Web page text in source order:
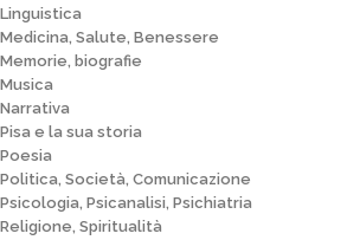
Linguistica
Medicina, Salute, Benessere
Memorie, biografie
Musica
Narrativa
Pisa e la sua storia
Poesia
Politica, Società, Comunicazione
Psicologia, Psicanalisi, Psichiatria
Religione, Spiritualità